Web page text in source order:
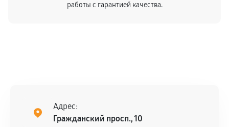
работы с гарантией качества.
Адрес:
Гражданский просп., 10